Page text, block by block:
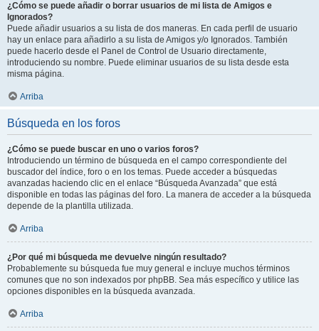
¿Cómo se puede añadir o borrar usuarios de mi lista de Amigos e
Ignorados?
Puede añadir usuarios a su lista de dos maneras. En cada perfil de usuario
hay un enlace para añadirlo a su lista de Amigos y/o Ignorados. También
puede hacerlo desde el Panel de Control de Usuario directamente,
introduciendo su nombre. Puede eliminar usuarios de su lista desde esta
misma página.
Arriba
Búsqueda en los foros
¿Cómo se puede buscar en uno o varios foros?
Introduciendo un término de búsqueda en el campo correspondiente del
buscador del índice, foro o en los temas. Puede acceder a búsquedas
avanzadas haciendo clic en el enlace “Búsqueda Avanzada” que está
disponible en todas las páginas del foro. La manera de acceder a la búsqueda
depende de la plantilla utilizada.
Arriba
¿Por qué mi búsqueda me devuelve ningún resultado?
Probablemente su búsqueda fue muy general e incluye muchos términos
comunes que no son indexados por phpBB. Sea más específico y utilice las
opciones disponibles en la búsqueda avanzada.
Arriba